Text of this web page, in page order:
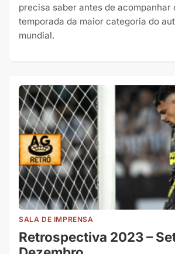
precisa saber antes de acompanhar
temporada da maior categoria do
mundial.
SALA DE IMPRENSA
Retrospectiva 2023 –